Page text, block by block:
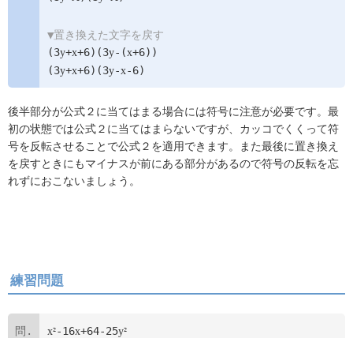
▼置き換えた文字を戻す
(3y+x+6)(3y-(x+6))
(3y+x+6)(3y-x-6)
後半部分が公式２に当てはまる場合には符号に注意が必要です。最
初の状態では公式２に当てはまらないですが、カッコでくくって符
号を反転させることで公式２を適用できます。また最後に置き換え
を戻すときにもマイナスが前にある部分があるので符号の反転を忘
れずにおこないましょう。
練習問題
x2 -16x+64-25y2